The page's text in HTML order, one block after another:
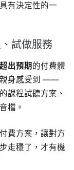
有決定性的一
試做服務
超出預期 的付費體
親身感受到 ——
課程試聽方案、
檔。
費方案，讓對方
走穩了，才有機